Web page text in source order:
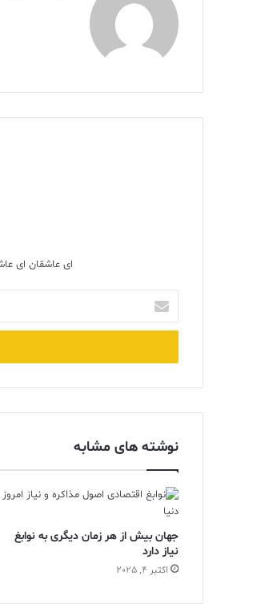
ای عاشقان ای
ایمیل
خود
وارد
نوشته های مشابه
جهان بیش از هر زمان دیگری به نوابغ
نیاز دارد
اکتبر 4, 2025